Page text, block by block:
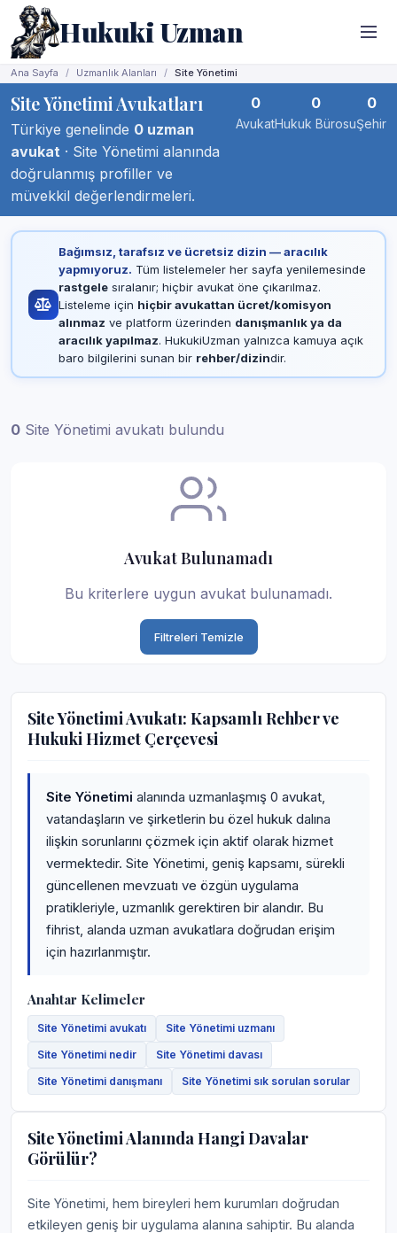
Hukuki Uzman
Ana Sayfa Uzmanlık Alanları Site Yönetimi
Site Yönetimi Avukatları
Türkiye genelinde 0 uzman
avukat · Site Yönetimi alanında
doğrulanmış profiller ve
müvekkil değerlendirmeleri.
0
Avukat
0
Hukuk Bürosu
0
Şehir
Bağımsız, tarafsız ve ücretsiz dizin — aracılık
yapmıyoruz. Tüm listelemeler her sayfa yenilemesinde
rastgelesıralanır; hiçbir avukat öne çıkarılmaz.
Listeleme için hiçbir avukattan ücret/komisyon
alınmaz ve platform üzerinden danışmanlık ya da
aracılık yapılmaz. HukukiUzman yalnızca kamuya açık
baro bilgilerini sunan bir rehber/dizindir.
0 Site Yönetimi avukatı bulundu
Avukat Bulunamadı
Bu kriterlere uygun avukat bulunamadı.
Filtreleri Temizle
Site Yönetimi Avukatı: Kapsamlı Rehber ve
Hukuki Hizmet Çerçevesi
Site Yönetimi alanında uzmanlaşmış 0 avukat,
vatandaşların ve şirketlerin bu özel hukuk dalına
ilişkin sorunlarını çözmek için aktif olarak hizmet
vermektedir. Site Yönetimi, geniş kapsamı, sürekli
güncellenen mevzuatı ve özgün uygulama
pratikleriyle, uzmanlık gerektiren bir alandır. Bu
fihrist, alanda uzman avukatlara doğrudan erişim
için hazırlanmıştır.
Anahtar Kelimeler
Site Yönetimi avukatı
Site Yönetimi uzmanı
Site Yönetimi nedir
Site Yönetimi davası
Site Yönetimi danışmanı
Site Yönetimi sık sorulan sorular
Site Yönetimi Alanında Hangi Davalar
Görülür?
Site Yönetimi, hem bireyleri hem kurumları doğrudan
etkileyen geniş bir uygulama alanına sahiptir. Bu alanda